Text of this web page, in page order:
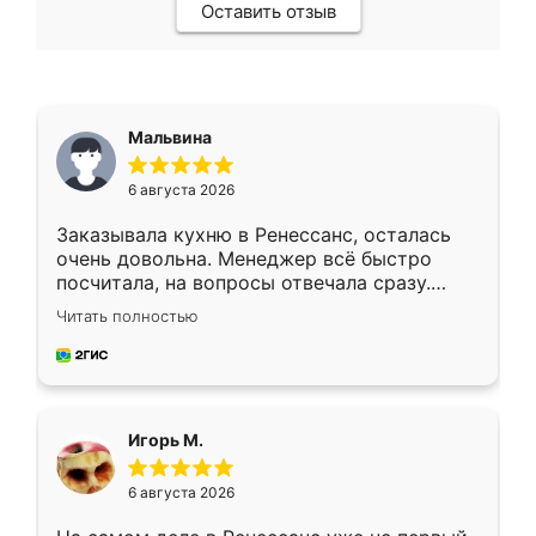
Оставить отзыв
Мальвина
6 августа 2026
Заказывала кухню в Ренессанс, осталась
очень довольна. Менеджер всё быстро
посчитала, на вопросы отвечала сразу.
Замерщик приехал в субботу, подошёл к
делу со всей ответственностью. Собрали
за день, ребята работали аккуратно, даже
Читать полностью
Игорь М.
6 августа 2026